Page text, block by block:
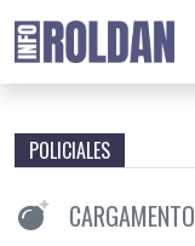
POLICIALES
CARGAMENTO